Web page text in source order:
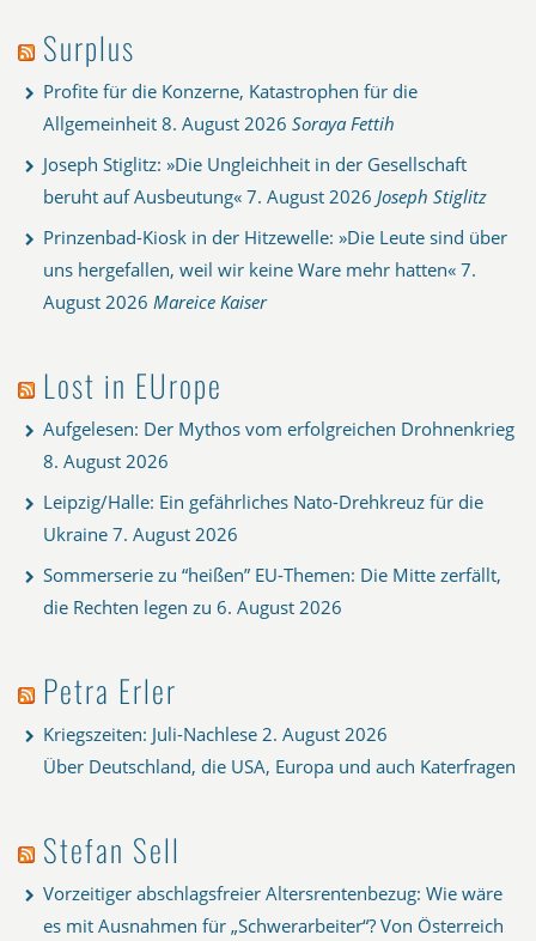
Surplus
Profite für die Konzerne, Katastrophen für die
Allgemeinheit 8. August 2026 Soraya Fettih
Joseph Stiglitz: »Die Ungleichheit in der Gesellschaft
beruht auf Ausbeutung« 7. August 2026 Joseph Stiglitz
Prinzenbad-Kiosk in der Hitzewelle: »Die Leute sind über
uns hergefallen, weil wir keine Ware mehr hatten« 7.
August 2026 Mareice Kaiser
Lost in EUrope
Aufgelesen: Der Mythos vom erfolgreichen Drohnenkrieg
8. August 2026
Leipzig/Halle: Ein gefährliches Nato-Drehkreuz für die
Ukraine 7. August 2026
Sommerserie zu “heißen” EU-Themen: Die Mitte zerfällt,
die Rechten legen zu 6. August 2026
Petra Erler
Kriegszeiten: Juli-Nachlese 2. August 2026
Über Deutschland, die USA, Europa und auch Katerfragen
Stefan Sell
Vorzeitiger abschlagsfreier Altersrentenbezug: Wie wäre
es mit Ausnahmen für „Schwerarbeiter“? Von Österreich